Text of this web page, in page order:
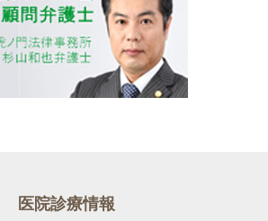
医院診療情報